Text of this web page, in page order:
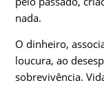
nada.
O dinheiro,
loucura, ao
sobrevivência.